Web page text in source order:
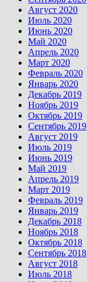
Август 2020
Июль 2020
Июнь 2020
Май 2020
Апрель 2020
Март 2020
Февраль 2020
Январь 2020
Декабрь 2019
Ноябрь 2019
Октябрь 2019
Сентябрь 2019
Август 2019
Июль 2019
Июнь 2019
Май 2019
Апрель 2019
Март 2019
Февраль 2019
Январь 2019
Декабрь 2018
Ноябрь 2018
Октябрь 2018
Сентябрь 2018
Август 2018
Июль 2018